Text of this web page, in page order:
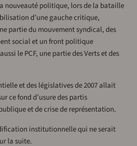
nouveauté politique, lors de la bataille
d’une gauche critique,
partie du mouvement syndical, des
social et un front politique
le PCF, une partie des Verts et des
et des législatives de 2007 allait
ce fond d’usure des partis
et de crise de représentation.
institutionnelle qui ne serait
la suite.